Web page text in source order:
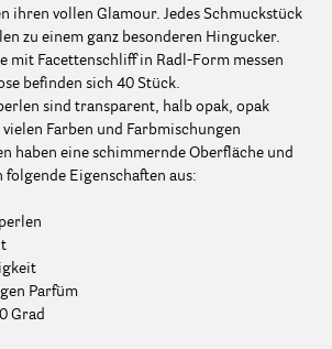
ihren vollen Glamour. Jedes Schmuckstück
zu einem ganz besonderen Hingucker.
mit Facettenschliff in Radl-Form messen
befinden sich 40 Stück.
sind transparent, halb opak, opak
Farben und Farbmischungen
haben eine schimmernde Oberfläche und
folgende Eigenschaften aus:
Parfüm
Grad